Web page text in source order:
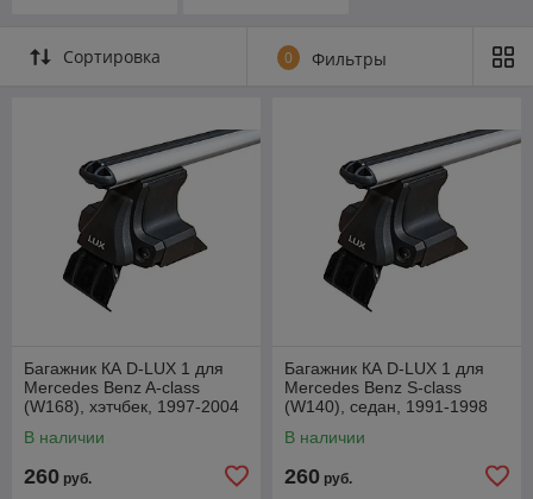
Сортировка 0 Фильтры
Багажник КА D-LUX 1 для
Mercedes Benz A-class
(W168), хэтчбек, 1997-2004
В наличии
260 руб.
Багажник КА D-LUX 1 для
Mercedes Benz S-class
(W140), седан, 1991-1998
В наличии
260 руб.